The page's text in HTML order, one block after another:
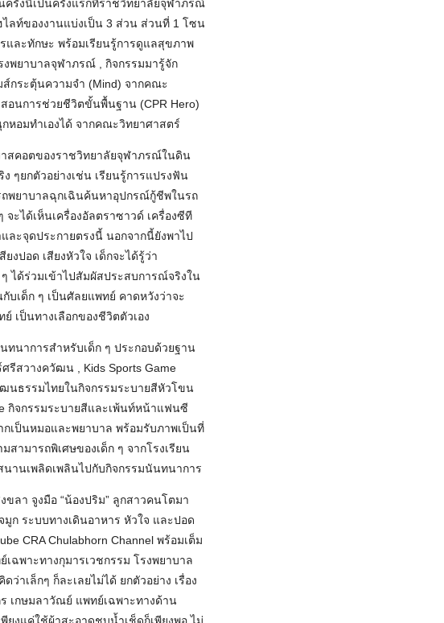
นครั้งนี้เป็นครั้งแรกที่ราชวิทยาลัยจุฬาภรณ์
ลท์ของงานแบ่งเป็น 3 ส่วน ส่วนที่ 1 โซน
และทักษะ พร้อมเรียนรู้การดูแลสุขภาพ
พยาบาลจุฬาภรณ์ , กิจกรรมมารู้จัก
ส์กระตุ้นความจำ (Mind) จากคณะ
อนการช่วยชีวิตขั้นพื้นฐาน (CPR Hero)
หอมทำเองได้ จากคณะวิทยาศาสตร์
าสคอตของราชวิทยาลัยจุฬาภรณ์ในดิน
ๆยกตัวอย่างเช่น เรียนรู้การแปรงฟัน
ถพยาบาลฉุกเฉินค้นหาอุปกรณ์กู้ชีพในรถ
ะได้เห็นเครื่องอัลตราซาวด์ เครื่องซีที
ละจุดประกายตรงนี้ นอกจากนี้ยังพาไป
งปอด เสียงหัวใจ เด็กจะได้รู้ว่า
ได้ร่วมเข้าไปสัมผัสประสบการณ์จริงใน
บเด็ก ๆ เป็นศัลยแพทย์ คาดหวังว่าจะ
เป็นทางเลือกของชีวิตตัวเอง
ทนาการสำหรับเด็ก ๆ ประกอบด้วยฐาน
รีสวางควัฒน , Kids Sports Game
นธรรมไทยในกิจกรรมระบายสีหัวโขน
กิจกรรมระบายสีและเพ้นท์หน้าแฟนซี
เป็นหมอและพยาบาล พร้อมรับภาพเป็นที่
ามารถพิเศษของเด็ก ๆ จากโรงเรียน
นานเพลิดเพลินไปกับกิจกรรมนันทนาการ
จูงมือ “น้องปริม” ลูกสาวคนโตมา
ก ระบบทางเดินอาหาร หัวใจ และปอด
CRA Chulabhorn Channel พร้อมเต็ม
ฉพาะทางกุมารเวชกรรม โรงพยาบาล
าเล็กๆ ก็ละเลยไม่ได้ ยกตัวอย่าง เรื่อง
เกษมลาวัณย์ แพทย์เฉพาะทางด้าน